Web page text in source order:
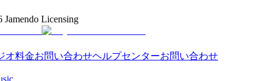
Jamendo Licensing
オ料金お問い合わせヘルプセンターお問い合わせ